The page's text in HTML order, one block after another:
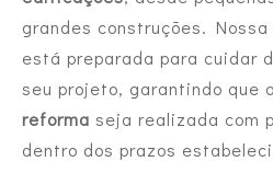
grandes construções.
está preparada para cuidar
seu projeto, garantindo que a
reforma seja realizada com
dentro dos prazos